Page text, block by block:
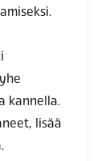
kannella.
lisää